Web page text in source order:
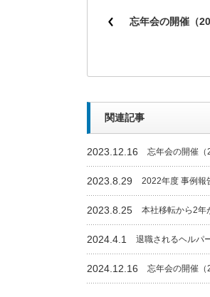
忘年会の開催（
関連記事
2023.12.16 忘年会の開催（
2023.8.29 2022年度 事例報
2023.8.25 本社移転から2年
2024.4.1 退職されるヘルパ
2024.12.16 忘年会の開催（